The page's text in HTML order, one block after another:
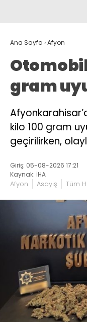
Ana Sayfa ›Afyon
gram
kilo 100 gram
geçirilirken,
Giriş: 05-08-2026 17:21
Kaynak: İHA
Afyon Asayiş Tüm